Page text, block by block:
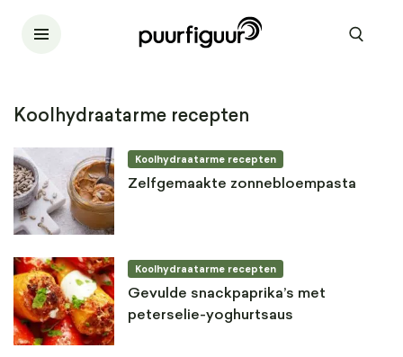
Koolhydraatarme recepten
Koolhydraatarme recepten
Zelfgemaakte zonnebloempasta
Koolhydraatarme recepten
Gevulde snackpaprika’s met
peterselie-yoghurtsaus